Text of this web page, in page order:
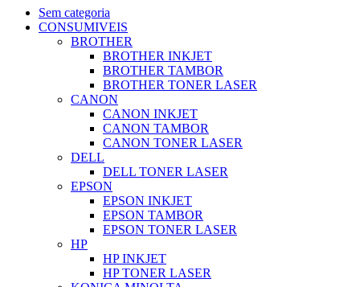
Sem categoria
CONSUMIVEIS
BROTHER
BROTHER INKJET
BROTHER TAMBOR
BROTHER TONER LASER
CANON
CANON INKJET
CANON TAMBOR
CANON TONER LASER
DELL
DELL TONER LASER
EPSON
EPSON INKJET
EPSON TAMBOR
EPSON TONER LASER
HP
HP INKJET
HP TONER LASER